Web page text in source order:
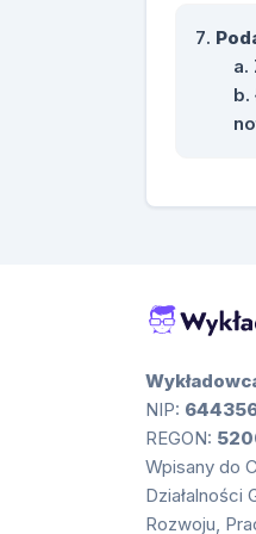
NIP:
REGON:
Wpisany do
Działalności
Rozwoju,